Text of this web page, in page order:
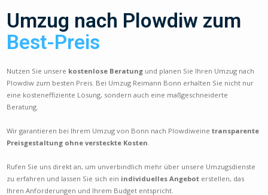
Umzug nach Plowdiw zum
Best-Preis
Nutzen Sie unsere kostenlose Beratung und planen Sie Ihren Umzug nach
Plowdiw zum besten Preis. Bei Umzug Reimann Bonn erhalten Sie nicht nur
eine kosteneffiziente Lösung, sondern auch eine maßgeschneiderte
Beratung.
Wir garantieren bei Ihrem Umzug von Bonn nach Plowdiweinetransparente
Preisgestaltung ohne versteckte Kosten.
Rufen Sie uns direkt an, um unverbindlich mehr über unsere Umzugsdienste
zu erfahren und lassen Sie sich ein individuelles Angebot erstellen, das
Ihren Anforderungen und Ihrem Budget entspricht.